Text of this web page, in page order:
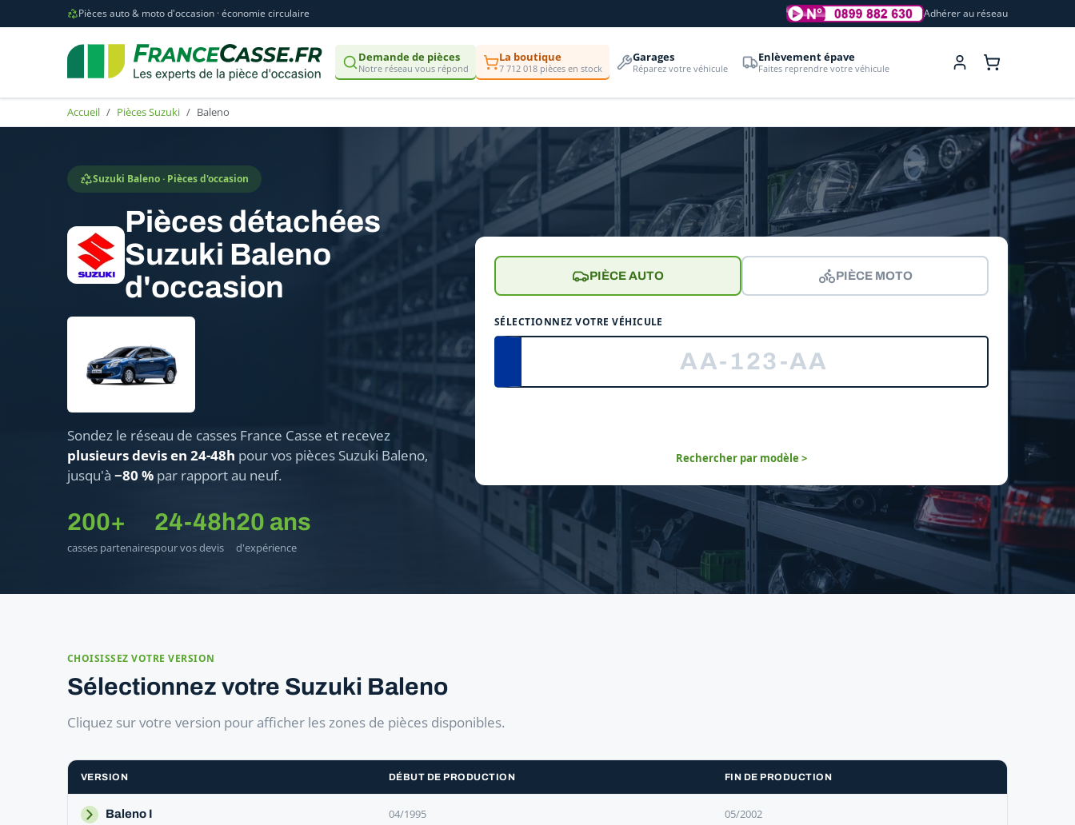
Pièces auto & moto d'occasion · économie circulaire Adhérer au réseau
Demande de pièces
Notre réseau vous répond
La boutique
7 712 018 pièces en stock
Garages
Réparez votre véhicule
Enlèvement épave
Faites reprendre votre véhicule
Accueil Pièces Suzuki Baleno
Suzuki Baleno · Pièces d'occasion
Pièces détachées
Suzuki Baleno
d'occasion
Sondez le réseau de casses France Casse et recevez
plusieurs devis en 24-48h pour vos pièces Suzuki Baleno,
jusqu'à −80 % par rapport au neuf.
200+
casses partenaires
24-48h
pour vos devis
20 ans
d'expérience
PIÈCE AUTO PIÈCE MOTO
SÉLECTIONNEZ VOTRE VÉHICULE
Rechercher par modèle >
CHOISISSEZ VOTRE VERSION
Sélectionnez votre Suzuki Baleno
Cliquez sur votre version pour afficher les zones de pièces disponibles.
VERSION DÉBUT DE PRODUCTION FIN DE PRODUCTION
Baleno I 04/1995 05/2002